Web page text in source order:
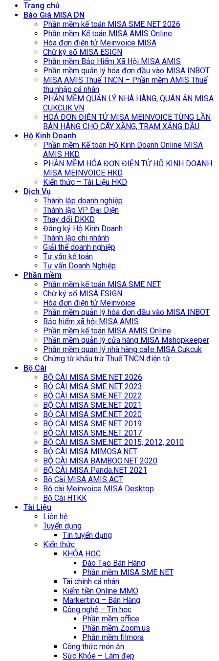
Trang chủ
Báo Giá MISA DN
Phần mềm kế toán MISA SME NET 2026
Phần mềm Kế toán MISA AMIS Online
Hóa đơn điện tử Meinvoice MISA
Chữ ký số MISA ESIGN
Phần mềm Bảo Hiểm Xã Hội MISA AMIS
Phần mềm quản lý hóa đơn đầu vào MISA INBOT
MISA AMIS Thuế TNCN – Phần mềm AMIS Thuế
thu nhập cá nhân
PHẦN MỀM QUẢN LÝ NHÀ HÀNG, QUÁN ĂN MISA
CUKCUK.VN
HOÁ ĐƠN ĐIỆN TỬ MISA MEINVOICE TỪNG LẦN
BÁN HÀNG CHO CÂY XĂNG, TRẠM XĂNG DẦU
Hộ Kinh Doanh
Phần mềm Kế toán Hộ Kinh Doanh Online MISA
AMIS HKD
PHẦN MỀM HÓA ĐƠN ĐIỆN TỬ HỘ KINH DOANH
MISA MEINVOICE HKD
Kiến thức – Tài Liệu HKD
Dịch Vụ
Thành lập doanh nghiệp
Thành lập VP Đại Diện
Thay đổi DKKD
Đăng ký Hộ Kinh Doanh
Thành lập chi nhánh
Giải thể doanh nghiệp
Tư vấn kế toán
Tư vấn Doanh Nghiệp
Phần mềm
Phần mềm kế toán MISA SME NET
Chữ ký số MISA ESIGN
Hóa đơn điện tử Meinvoice
Phần mềm quản lý hóa đơn đầu vào MISA INBOT
Bảo hiểm xã hội MISA AMIS
Phần mềm kế toán MISA AMIS Online
Phần mềm quản lý cửa hàng MISA Mshopkeeper
Phần mềm quản lý nhà hàng cafe MISA Cukcuk
Chứng từ khấu trừ Thuế TNCN điện tử
Bộ Cài
BỘ CÀI MISA SME NET 2026
BỘ CÀI MISA SME NET 2023
BỘ CÀI MISA SME.NET 2022
BỘ CÀI MISA SME.NET 2021
BỘ CÀI MISA SME.NET 2020
BỘ CÀI MISA SME.NET 2019
BỘ CÀI MISA SME.NET 2017
BỘ CÀI MISA SME.NET 2015, 2012, 2010
BỘ CÀI MISA MIMOSA.NET
BỘ CÀI MISA BAMBOO.NET 2020
BỘ CÀI MISA Panda.NET 2021
Bộ Cài MISA AMIS ACT
Bộ cài Meinvoice MISA Desktop
Bộ Cài HTKK
Tài Liệu
Liên hệ
Tuyển dụng
Tin tuyển dụng
Kiến thức
KHÓA HỌC
Đào Tạo Bán Hàng
Phần mềm MISA SME NET
Tài chính cá nhân
Kiếm tiền Online MMO
Markerting – Bán Hàng
Công nghệ – Tin học
Phần mềm office
Phần mềm Zoom.us
Phần mềm filmora
Công thức món ăn
Sức Khỏe – Làm đẹp